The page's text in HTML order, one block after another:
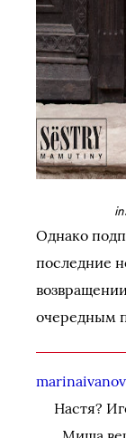
Однако
последние
очередным
Настя?